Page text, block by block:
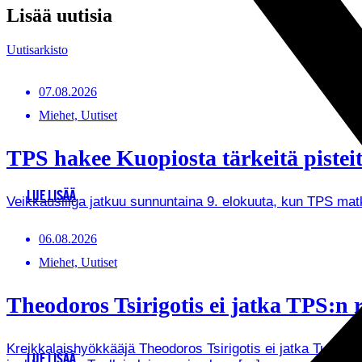
Lisää uutisia
Uutisarkisto
07.08.2026
Miehet, Uutiset
TPS hakee Kuopiosta tärkeitä
Veikkausliiga jatkuu sunnuntaina 9. elokuuta, kun TPS
LUE LISÄÄ
06.08.2026
Miehet, Uutiset
Theodoros Tsirigotis ei jatka TPS:n
Kreikkalaishyökkääjä Theodoros Tsirigotis ei jatka Turun